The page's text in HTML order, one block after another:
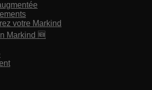
votre Markind
Markind 🆕